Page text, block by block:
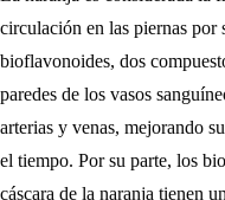
circulación en las piernas
bioflavonoides, dos
paredes de los vasos
arterias y venas, mejorando
el tiempo. Por su parte, los
cáscara de la naranja tienen